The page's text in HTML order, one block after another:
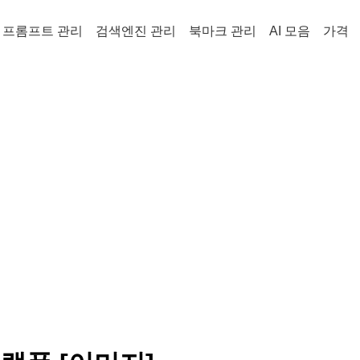
프롬프트 관리 검색엔진 관리 북마크 관리 AI 모음 가격